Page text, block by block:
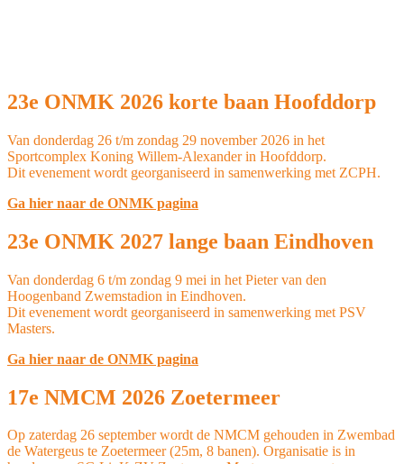
23e ONMK 2026 korte baan Hoofddorp
Van donderdag 26 t/m zondag 29 november 2026 in het
Sportcomplex Koning Willem-Alexander in Hoofddorp.
Dit evenement wordt georganiseerd in samenwerking met ZCPH.
Ga hier naar de ONMK pagina
23e ONMK 2027 lange baan Eindhoven
Van donderdag 6 t/m zondag 9 mei in het Pieter van den
Hoogenband Zwemstadion in Eindhoven.
Dit evenement wordt georganiseerd in samenwerking met PSV
Masters.
Ga hier naar de ONMK pagina
17e NMCM 2026 Zoetermeer
Op zaterdag 26 september wordt de NMCM gehouden in Zwembad
de Watergeus te Zoetermeer (25m, 8 banen). Organisatie is in